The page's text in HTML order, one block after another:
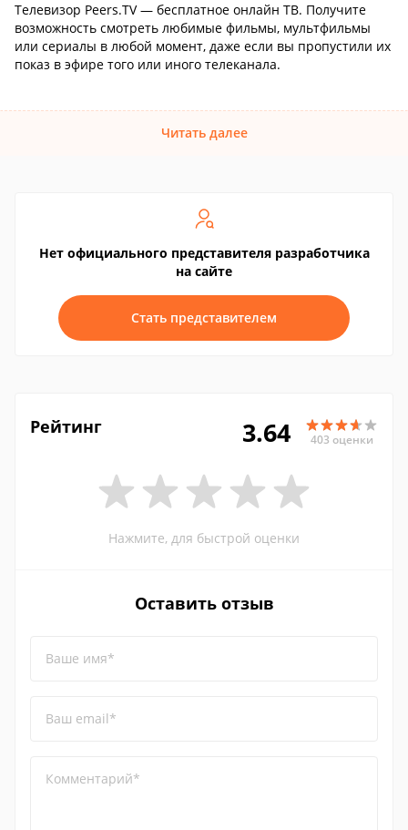
Телевизор Peers.TV — бесплатное онлайн ТВ. Получите
возможность смотреть любимые фильмы, мультфильмы
или сериалы в любой момент, даже если вы пропустили их
показ в эфире того или иного телеканала.
Читать далее
Нет официального представителя разработчика
на сайте
Стать представителем
Рейтинг 3.64 403 оценки
Нажмите, для быстрой оценки
Оставить отзыв
Ваше имя*
Ваш email*
Комментарий*